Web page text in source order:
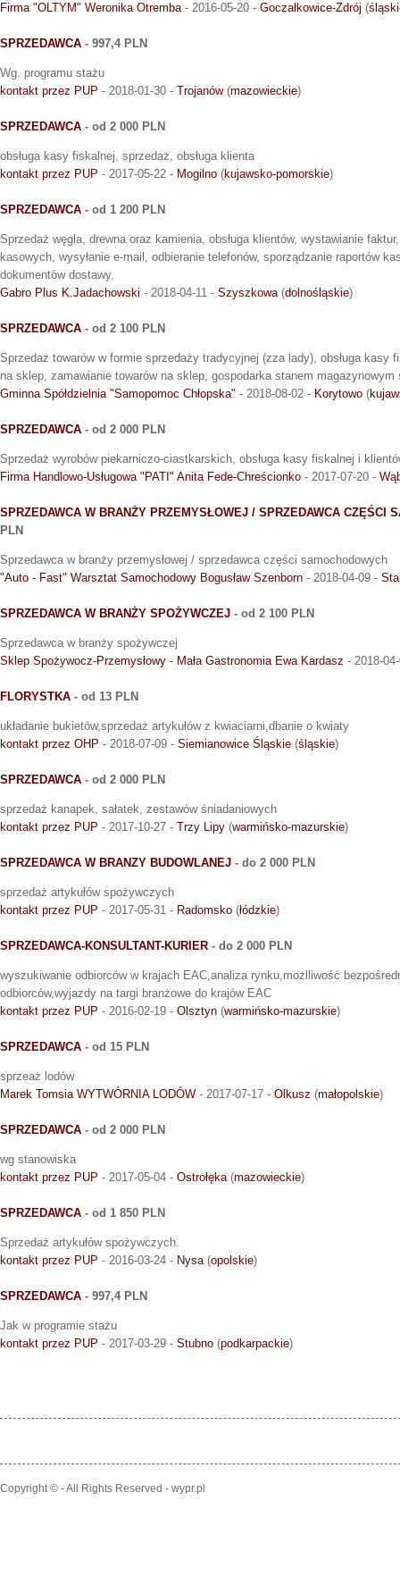
Firma "OLTYM" Weronika Otremba- 2016-05-20 - Goczałkowice-Zdrój (
SPRZEDAWCA - 997,4 PLN
Wg. programu stażu
kontakt przez PUP - 2018-01-30 - Trojanów(mazowieckie)
SPRZEDAWCA - od 2 000 PLN
obsługa kasy fiskalnej, sprzedaż, obsługa klienta
kontakt przez PUP - 2017-05-22 - Mogilno (kujawsko-pomorskie)
SPRZEDAWCA - od 1 200 PLN
Sprzedaż węgla, drewna oraz kamienia, obsługa klientów, wystawianie
kasowych, wysyłanie e-mail, odbieranie telefonów, sporządzanie raportów
dokumentów dostawy.
Gabro Plus K.Jadachowski - 2018-04-11 - Szyszkowa(dolnośląskie)
SPRZEDAWCA - od 2 100 PLN
Sprzedaż towarów w formie sprzedaży tradycyjnej (zza lady), obsługa kasy
na sklep, zamawianie towarów na sklep, gospodarka stanem magazynowym
Gminna Spółdzielnia "Samopomoc Chłopska" - 2018-08-02 - Korytowo (
SPRZEDAWCA - od 2 000 PLN
Sprzedaż wyrobów piekarniczo-ciastkarskich, obsługa kasy fiskalnej i
Firma Handlowo-Usługowa "PATI" Anita Fede-Chreścionko - 2017-07-20 -
SPRZEDAWCA W BRANŻY PRZEMYSŁOWEJ / SPRZEDAWCA CZĘŚCI
PLN
Sprzedawca w branży przemysłowej / sprzedawca części samochodowych
"Auto - Fast" Warsztat Samochodowy Bogusław Szenborn - 2018-04-09 -
SPRZEDAWCA W BRANŻY SPOŻYWCZEJ - od 2 100 PLN
Sprzedawca w branży spożywczej
Sklep Spożywocz-Przemysłowy - Mała Gastronomia Ewa Kardasz - 2018-
FLORYSTKA - od 13 PLN
układanie bukietów,sprzedaż artykułów z kwiaciarni,dbanie o kwiaty
kontakt przez OHP - 2018-07-09 - Siemianowice Śląskie (śląskie)
SPRZEDAWCA - od 2 000 PLN
sprzedaż kanapek, sałatek, zestawów śniadaniowych
kontakt przez PUP - 2017-10-27 - Trzy Lipy (warmińsko-mazurskie)
SPRZEDAWCA W BRANZY BUDOWLANEJ - do 2 000 PLN
sprzedaż artykułów spożywczych
kontakt przez PUP - 2017-05-31 - Radomsko (łódzkie)
SPRZEDAWCA-KONSULTANT-KURIER - do 2 000 PLN
wyszukiwanie odbiorców w krajach EAC,analiza rynku,możlliwość
odbiorców,wyjazdy na targi branżowe do krajów EAC
kontakt przez PUP - 2016-02-19 - Olsztyn (warmińsko-mazurskie)
SPRZEDAWCA - od 15 PLN
sprzeaż lodów
Marek Tomsia WYTWÓRNIA LODÓW - 2017-07-17 - Olkusz (małopolskie)
SPRZEDAWCA - od 2 000 PLN
wg stanowiska
kontakt przez PUP - 2017-05-04 - Ostrołęka(mazowieckie)
SPRZEDAWCA - od 1 850 PLN
Sprzedaż artykułów spożywczych.
kontakt przez PUP - 2016-03-24 - Nysa(opolskie)
SPRZEDAWCA - 997,4 PLN
Jak w programie stażu
kontakt przez PUP - 2017-03-29 - Stubno (podkarpackie)
Copyright © - All Rights Reserved - wypr.pl